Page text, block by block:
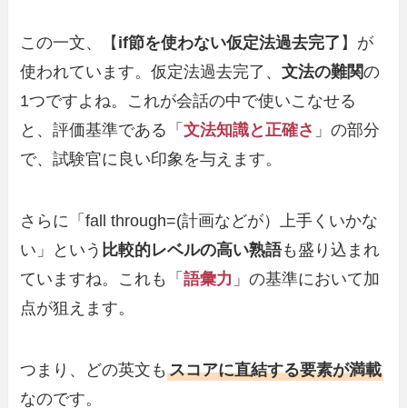
この一文、【 if節を使わない仮定法過去完了 】が
使われています。仮定法過去完了、文法の難関の
1つですよね。これが会話の中で使いこなせる
と、評価基準である「文法知識と正確さ 」の部分
で、試験官に良い印象を与えます。
さらに「fall through=(計画などが）上手くいかな
い」という 比較的レベルの高い熟語も盛り込まれ
ていますね。これも「語彙力 」の基準において加
点が狙えます。
つまり、どの英文もスコアに直結する要素が満載
なのです。